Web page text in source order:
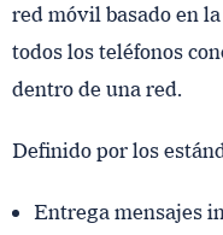
red móvil basado en
todos los teléfonos
dentro de una red.
Definido por los
Entrega mensajes